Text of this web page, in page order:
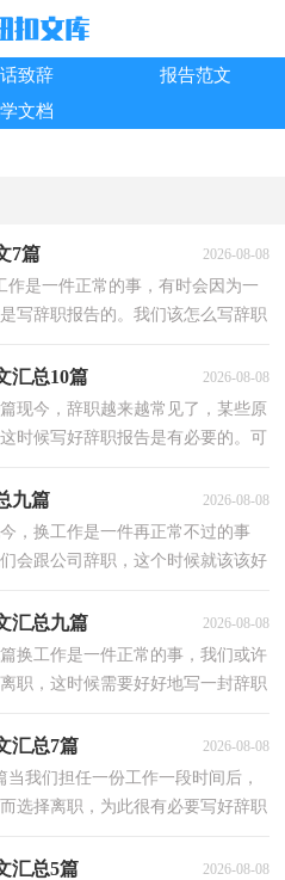
致辞
报告范文
文档
7篇 2026-08-08
作是一件正常的事，有时会因为一
写辞职报告的。我们该怎么写辞职
汇总10篇 2026-08-08
现今，辞职越来越常见了，某些原
时候写好辞职报告是有必要的。可
九篇 2026-08-08
，换工作是一件再正常不过的事
会跟公司辞职，这个时候就该该好
汇总九篇 2026-08-08
换工作是一件正常的事，我们或许
职，这时候需要好好地写一封辞职
汇总7篇 2026-08-08
我们担任一份工作一段时间后，
选择离职，为此很有必要写好辞职
汇总5篇 2026-08-08